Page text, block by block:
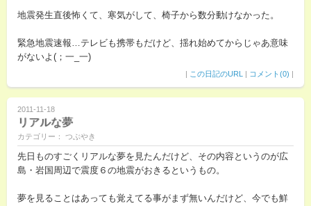
地震発生直後怖くて、寒気がして、椅子から数分動けなかった。
緊急地震速報…テレビも携帯もだけど、揺れ始めてからじゃあ意味
がないよ(；一_一)
| この日記のURL | コメント(0) |
2011-11-18
リアルな夢
カテゴリー： つぶやき
先日ものすごくリアルな夢を見たんだけど、その内容というのが広
島・岩国周辺で震度６の地震がおきるというもの。
夢を見ることはあっても覚えてる事がまず無いんだけど、今でも鮮